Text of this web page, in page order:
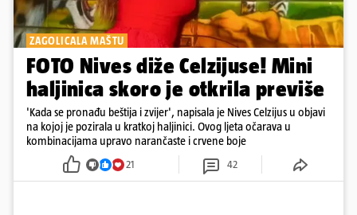
ZAGOLICALA MAŠTU
FOTO Nives diže Celzijuse! Mini
haljinica skoro je otkrila previše
'Kada se pronađu beštija i zvijer', napisala je Nives Celzijus u objavi
na kojoj je pozirala u kratkoj haljinici. Ovog ljeta očarava u
kombinacijama upravo narančaste i crvene boje
21 42